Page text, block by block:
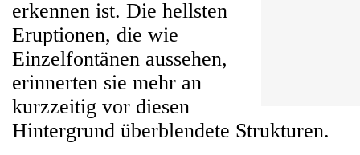
erkennen ist. Die hellsten
Eruptionen, die wie
Einzelfontänen aussehen,
erinnerten sie mehr an
kurzzeitig vor diesen
Hintergrund überblendete Strukturen.